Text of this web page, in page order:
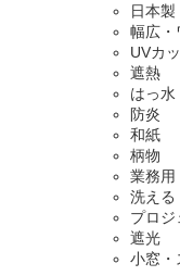
日本製
幅広・
UVカ
遮熱
はっ水
防炎
和紙
柄物
業務用
洗える
プロジ
遮光
小窓・